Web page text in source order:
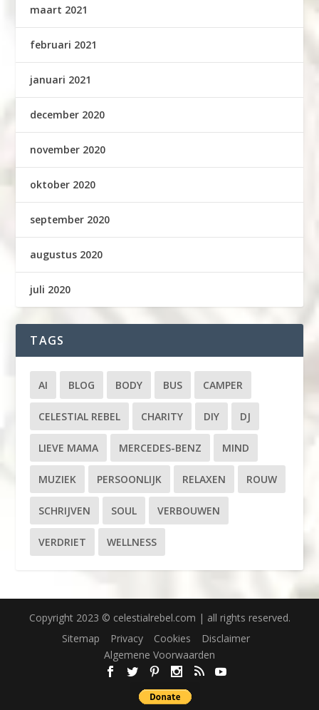
maart 2021
februari 2021
januari 2021
december 2020
november 2020
oktober 2020
september 2020
augustus 2020
juli 2020
TAGS
AI BLOG BODY BUS CAMPER
CELESTIAL REBEL CHARITY DIY DJ
LIEVE MAMA MERCEDES-BENZ MIND
MUZIEK PERSOONLIJK RELAXEN ROUW
SCHRIJVEN SOUL VERBOUWEN
VERDRIET WELLNESS
Copyright 2023 © celestialrebel.com | all rights reserved.
Sitemap
Privacy Cookies
Disclaimer
Algemene Voorwaarden